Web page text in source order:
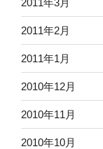
2011年2月
2011年1月
2010年12月
2010年11月
2010年10月